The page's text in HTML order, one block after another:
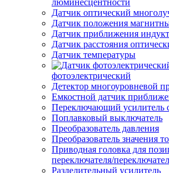
люминесцентности
Датчик оптический
Датчик положения
Датчик приближения
Датчик расстояния
Датчик температуры
фотоэлектрический
Детектор многоуровневой
Емкостной датчик
Переключающий усилитель
Поплавковый выключатель
Преобразователь давления
Преобразователь значения
Приводная головка для
переключателя/
Разделительный усилитель